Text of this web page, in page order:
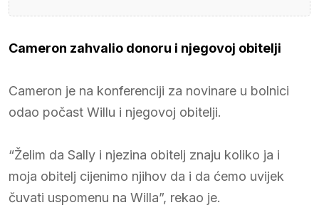
Cameron zahvalio donoru i njegovoj obitelji
Cameron je na konferenciji za novinare u bolnici
odao počast Willu i njegovoj obitelji.
“Želim da Sally i njezina obitelj znaju koliko ja i
moja obitelj cijenimo njihov da i da ćemo uvijek
čuvati uspomenu na Willa”, rekao je.